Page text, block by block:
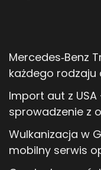
Mercedes‑Benz
każdego rodzaju
Import aut z
sprowadzenie z
Wulkanizacja w
mobilny serwis